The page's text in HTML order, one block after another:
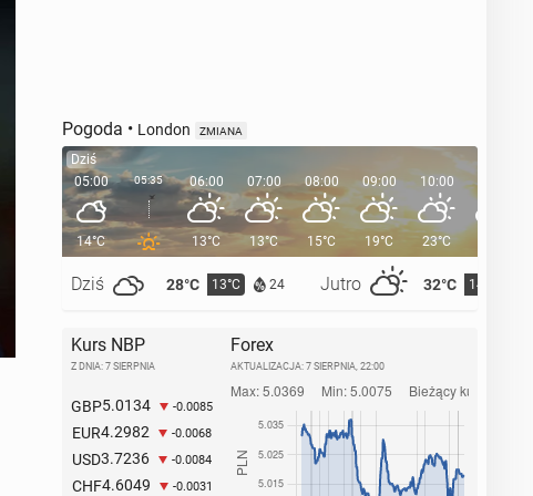
Pogoda • London ZMIANA
Dziś
05:00
14°C
Dziś 28°C 13°C 24 Jutro 32°C 14°C
05:35 06:00
13°C
07:00
13°C
08:00
15°C
09:00
19°C
10:00
23°C
11:00
Kurs NBP
Z DNIA: 7 SIERPNIA
GBP5.0134 -0.0085
EUR4.2982 -0.0068
USD3.7236 -0.0084
CHF4.6049 -0.0031
Forex
AKTUALIZACJA: 7 SIERPNIA, 22:00